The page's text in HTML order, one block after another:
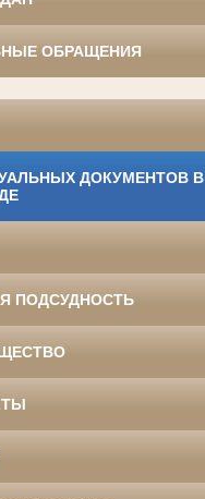
ОБРАЩЕНИЯ
ДОКУМЕНТОВ В
ПОДСУДНОСТЬ